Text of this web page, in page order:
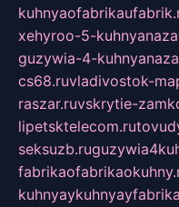
xehyroo-5-
guzywia-4-
cs68.ruvladivostok-
raszar.ruvskrytie-
lipetsktelecom.ru
seksuzb.ru